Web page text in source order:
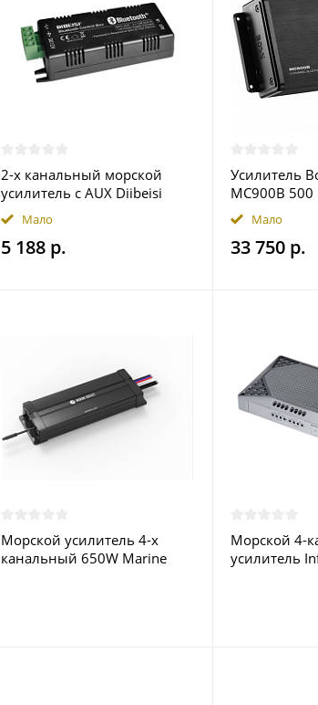
2-х канальный морской
усилитель с AUX Diibeisi
Мало
5 188 р.
Усилитель
MC900B 500
Bluetooth
Мало
33 750 р.
Морской усилитель 4-х
канальный 650W Marine
Морской 4-
усилитель